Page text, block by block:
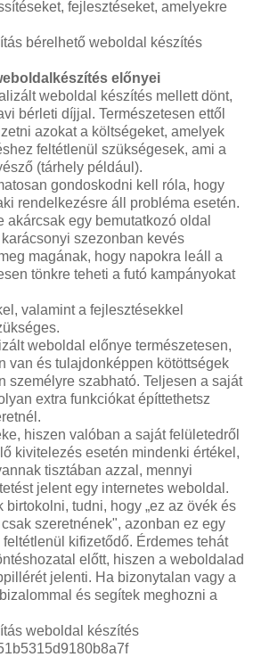
fejlesztéseket, amelyekre
bérelhető weboldal készítés
előnyei
weboldal készítés mellett dönt,
bérleti díjjal. Természetesen ettől
azokat a költségeket, amelyek
feltétlenül szükségesek, ami a
(tárhely például).
gondoskodni kell róla, hogy
rendelkezésre áll probléma esetén.
akárcsak egy bemutatkozó oldal
szezonban kevés
magának, hogy napokra leáll a
tönkre teheti a futó kampányokat
valamint a fejlesztésekkel
weboldal előnye természetesen,
van és tulajdonképpen kötöttségek
személyre szabható. Teljesen a saját
extra funkciókat építtethetsz
hiszen valóban a saját felületedről
kivitelezés esetén mindenki értékel,
tisztában azzal, mennyi
jelent egy internetes weboldal.
birtokolni, tudni, hogy „ez az övék és
szeretnének", azonban ez egy
kifizetődő. Érdemes tehát
előtt, hiszen a weboldalad
jelenti. Ha bizonytalan vagy a
és segítek meghozni a
weboldal készítés